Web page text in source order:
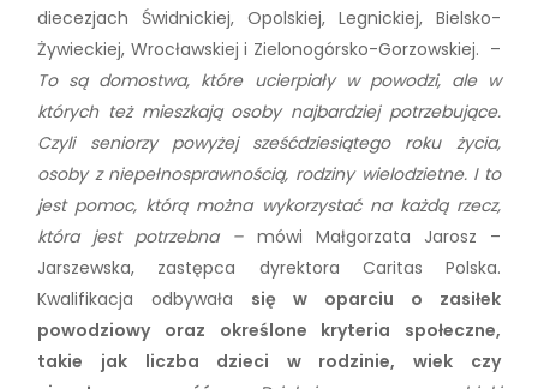
diecezjach Świdnickiej, Opolskiej, Legnickiej, Bielsko-
Żywieckiej, Wrocławskiej i Zielonogórsko-Gorzowskiej. –
To są domostwa, które ucierpiały w powodzi, ale w
których też mieszkają osoby najbardziej potrzebujące.
Czyli seniorzy powyżej sześćdziesiątego roku życia,
osoby z niepełnosprawnością, rodziny wielodzietne. I to
jest pomoc, którą można wykorzystać na każdą rzecz,
która jest potrzebna – mówi Małgorzata Jarosz –
Jarszewska, zastępca dyrektora Caritas Polska.
Kwalifikacja odbywała się w oparciu o zasiłek
powodziowy oraz określone kryteria społeczne,
takie jak liczba dzieci w rodzinie, wiek czy